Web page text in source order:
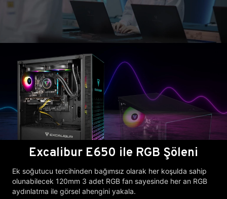
Excalibur E650 ile RGB Şöleni
Ek soğutucu tercihinden bağımsız olarak her koşulda sahip
olunabilecek 120mm 3 adet RGB fan sayesinde her an RGB
aydınlatma ile görsel ahengini yakala.